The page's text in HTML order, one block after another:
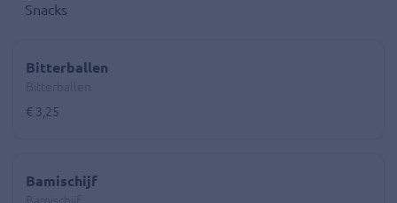
Snacks
Bitterballen
€ 3,25
Bamischijf